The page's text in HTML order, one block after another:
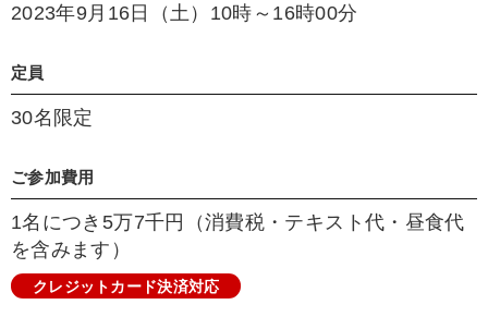
資方法によって、抜群の成績を上げ、ニューヨーク
ンティングを受け移籍。1989年独立。オオタケ・ウ
リザール＆コーポレーションをニューヨーク郊外に
設立、代表取締役に就任。実績が数字で残る投資の
1984年以降、例外的な年を除き17 年にわたり、
トップクォーター（成績上位4 分の1）の驚異的な
成績をあげる。徹底した現場主義を貫き、年間を通
し日米欧の各地を歩き巡り、カネの流れと企業情報
を収集。氏がこの20 年間に訪問した会社数は、延
2023年9月16日（土）10時～16時00分
定員
30名限定
ご参加費用
1名につき5万7千円（消費税・テキスト代・昼食代
を含みます）
クレジットカード決済対応